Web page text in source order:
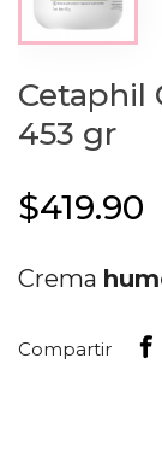
Cetaphil
453 gr
$419.90
Crema
Compartir